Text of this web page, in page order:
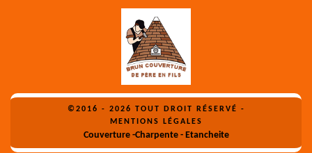
©2016 - 2026 TOUT DROIT RÉSERVÉ -
MENTIONS LÉGALES
Couverture -Charpente - Etancheite